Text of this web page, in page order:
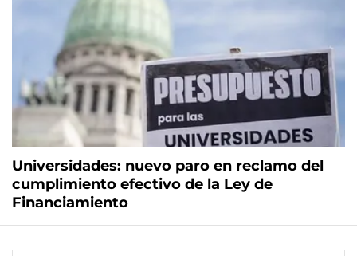
Universidades: nuevo paro en reclamo del
cumplimiento efectivo de la Ley de
Financiamiento